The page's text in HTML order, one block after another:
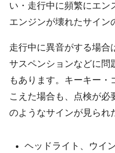
い・走行中に頻繁にエン
エンジンが壊れたサイン
走行中に異音がする場合
サスペンションなどに問
もあります。キーキー・
こえた場合も、点検が必
のようなサインが見られ
ヘッドライト、ウイ